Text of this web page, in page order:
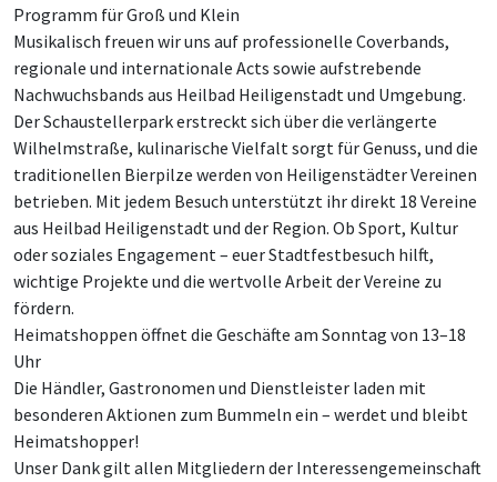
Programm für Groß und Klein
Musikalisch freuen wir uns auf professionelle Coverbands,
regionale und internationale Acts sowie aufstrebende
Nachwuchsbands aus Heilbad Heiligenstadt und Umgebung.
Der Schaustellerpark erstreckt sich über die verlängerte
Wilhelmstraße, kulinarische Vielfalt sorgt für Genuss, und die
traditionellen Bierpilze werden von Heiligenstädter Vereinen
betrieben. Mit jedem Besuch unterstützt ihr direkt 18 Vereine
aus Heilbad Heiligenstadt und der Region. Ob Sport, Kultur
oder soziales Engagement – euer Stadtfestbesuch hilft,
wichtige Projekte und die wertvolle Arbeit der Vereine zu
fördern.
Heimatshoppen öffnet die Geschäfte am Sonntag von 13–18
Uhr
Die Händler, Gastronomen und Dienstleister laden mit
besonderen Aktionen zum Bummeln ein – werdet und bleibt
Heimatshopper!
Unser Dank gilt allen Mitgliedern der Interessengemeinschaft